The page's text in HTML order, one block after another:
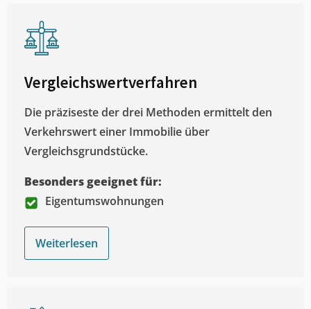
Vergleichswertverfahren
Die präziseste der drei Methoden ermittelt den
Verkehrswert einer Immobilie über
Vergleichsgrundstücke.
Besonders geeignet für:
Eigentumswohnungen
Weiterlesen